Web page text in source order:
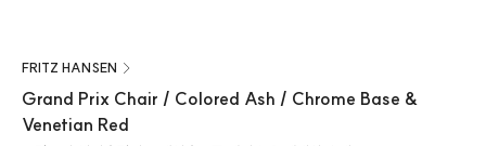
FRITZ HANSEN
Grand Prix Chair / Colored Ash / Chrome Base &
Venetian Red